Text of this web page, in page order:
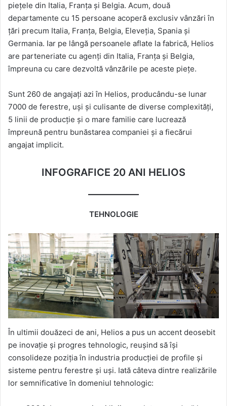
piețele din Italia, Franța și Belgia. Acum, două
departamente cu 15 persoane acoperă exclusiv vânzări în
țări precum Italia, Franța, Belgia, Eleveția, Spania și
Germania. Iar pe lângă persoanele aflate la fabrică, Helios
are parteneriate cu agenți din Italia, Franța și Belgia,
împreuna cu care dezvoltă vânzările pe aceste piețe.
Sunt 260 de angajați azi în Helios, producându-se lunar
7000 de ferestre, uși și culisante de diverse complexități,
5 linii de producție și o mare familie care lucrează
împreună pentru bunăstarea companiei și a fiecărui
angajat implicit.
INFOGRAFICE 20 ANI HELIOS
TEHNOLOGIE
În ultimii douăzeci de ani, Helios a pus un accent deosebit
pe inovație și progres tehnologic, reușind să își
consolideze poziția în industria producției de profile și
sisteme pentru ferestre și uși. Iată câteva dintre realizările
lor semnificative în domeniul tehnologic: